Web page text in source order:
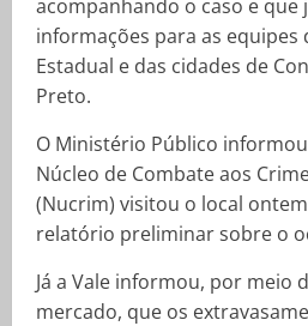
acompanhando o caso e que
informações para as equipes
Estadual e das cidades de
Preto.
O Ministério Público
Núcleo de Combate aos
(Nucrim) visitou o local
relatório preliminar sobre o
Já a Vale informou, por meio
mercado, que os